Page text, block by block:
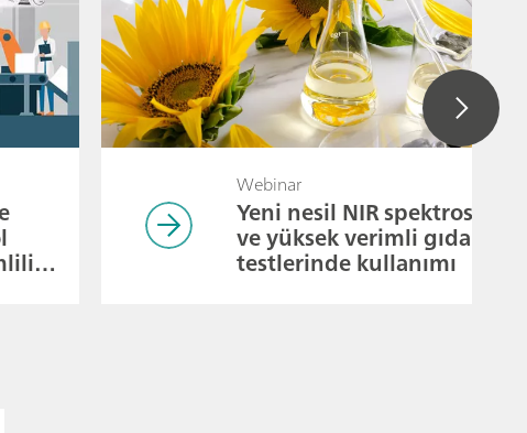
Webinar
Yeni nesil NIR
ve yüksek verimli gıda
testlerinde kullanımı